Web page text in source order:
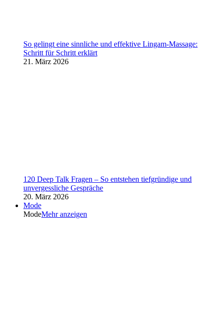
So gelingt eine sinnliche und effektive Lingam-Massage:
Schritt für Schritt erklärt
21. März 2026
120 Deep Talk Fragen – So entstehen tiefgründige und
unvergessliche Gespräche
20. März 2026
Mode
ModeMehr anzeigen